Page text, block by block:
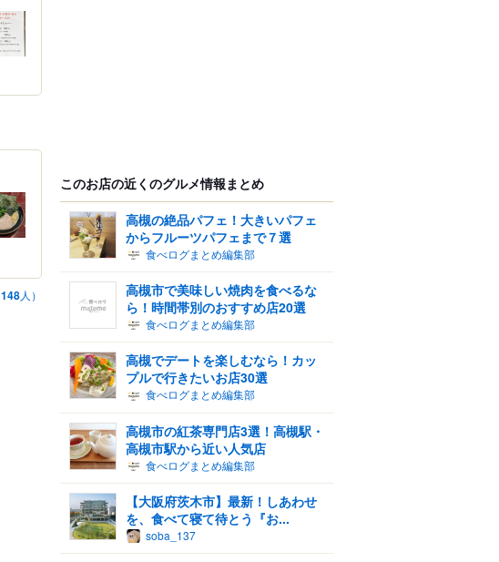
148人）
このお店の近くのグルメ情報まとめ
高槻の絶品パフェ！大きいパフェ
からフルーツパフェまで７選
食べログまとめ編集部
高槻市で美味しい焼肉を食べるな
ら！時間帯別のおすすめ店20選
食べログまとめ編集部
高槻でデートを楽しむなら！カッ
プルで行きたいお店30選
食べログまとめ編集部
高槻市の紅茶専門店3選！高槻駅・
高槻市駅から近い人気店
食べログまとめ編集部
【大阪府茨木市】最新！しあわせ
を、食べて寝て待とう『お...
soba_137